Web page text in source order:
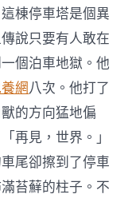
棟停車塔是個異
說只要有人敢在
個泊車地獄。他
網八次。他打了
的方向猛地偏
再見，世界。」
尾卻擦到了停車
苔蘚的柱子。不